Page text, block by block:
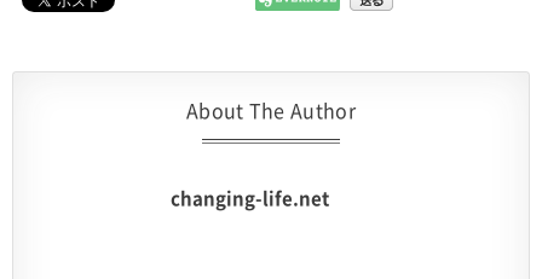
About The Author
changing-life.net